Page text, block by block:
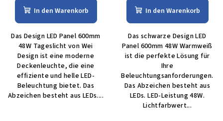
In den Warenkorb
Das Design LED Panel 600mm
48W Tageslicht von Wei
Design ist eine moderne
Deckenleuchte, die eine
effiziente und helle LED-
Beleuchtung bietet. Das
Abzeichen besteht aus LEDs....
In den Warenkorb
Das schwarze Design LED
Panel 600mm 48W Warmweiß
ist die perfekte Lösung für
Ihre
Beleuchtungsanforderungen.
Das Abzeichen besteht aus
LEDs. LED-Leistung 48W.
Lichtfarbwert...